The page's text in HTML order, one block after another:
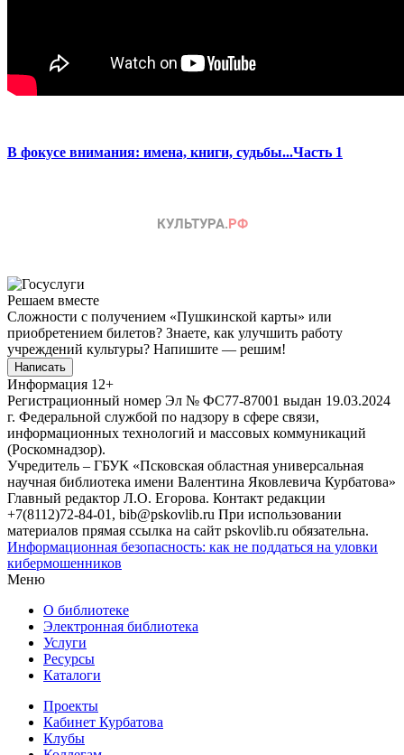
В фокусе внимания: имена, книги, судьбы...Часть 1
Решаем вместе
Сложности с получением «Пушкинской карты» или
приобретением билетов? Знаете, как улучшить работу
учреждений культуры? Напишите — решим!
Написать
Информация 12+
Регистрационный номер Эл № ФС77-87001 выдан 19.03.2024
г. Федеральной службой по надзору в сфере связи,
информационных технологий и массовых коммуникаций
(Роскомнадзор).
Учредитель – ГБУК «Псковская областная универсальная
научная библиотека имени Валентина Яковлевича Курбатова»
Главный редактор Л.О. Егорова. Контакт редакции
+7(8112)72-84-01, bib@pskovlib.ru При использовании
материалов прямая ссылка на сайт pskovlib.ru обязательна.
Информационная безопасность: как не поддаться на уловки
кибермошенников
Меню
О библиотеке
Электронная библиотека
Услуги
Ресурсы
Каталоги
Проекты
Кабинет Курбатова
Клубы